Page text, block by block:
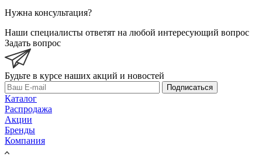
Нужна консультация?
Наши специалисты ответят на любой интересующий вопрос
Задать вопрос
Будьте в курсе наших акций и новостей
Подписаться
Каталог
Распродажа
Акции
Бренды
Компания